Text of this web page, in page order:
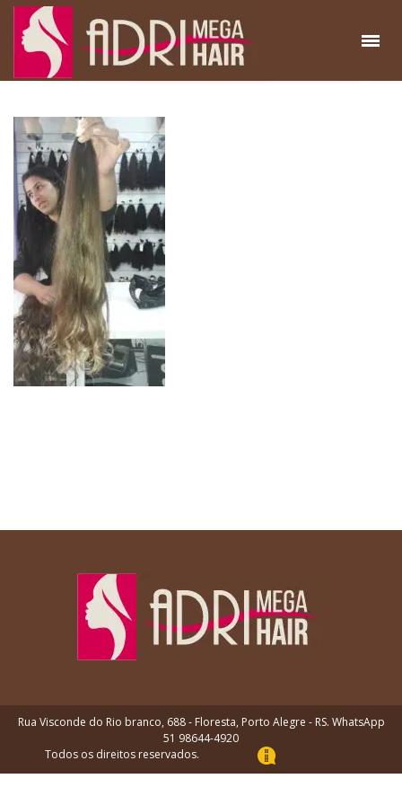
Rua Visconde do Rio branco, 688 - Floresta, Porto Alegre - RS. WhatsApp
51 98644-4920
Todos os direitos reservados.